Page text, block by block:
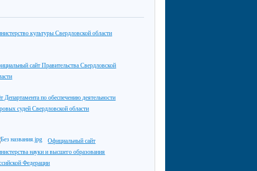
культуры Свердловской области
сайт Правительства Свердловской
Департамента по обеспечению деятельности
судей Свердловской области
Официальный сайт
науки и высшего образования
Федерации